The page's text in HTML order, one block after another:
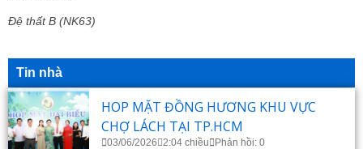
Đệ thất B (NK63)
Tin nhà
HOP MẶT ĐỒNG HƯƠNG KHU VỰC
CHỢ LÁCH TẠI TP.HCM
03/06/2026 2:04 chiều Phản hồi: 0